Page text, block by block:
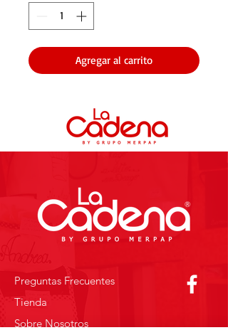
Agregar al carrito
Preguntas Frecuentes
Tienda
Sobre Nosotros